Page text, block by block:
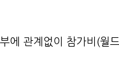
에 관계없이 참가비(월